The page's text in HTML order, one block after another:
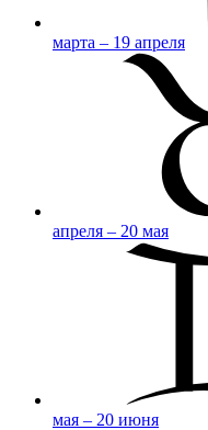
марта – 19 апреля
апреля – 20 мая
мая – 20 июня